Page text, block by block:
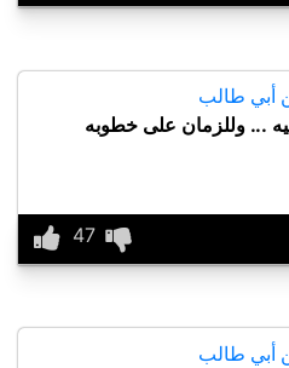
أبي طالب
... وللزمان على خطوبه
أبي طالب